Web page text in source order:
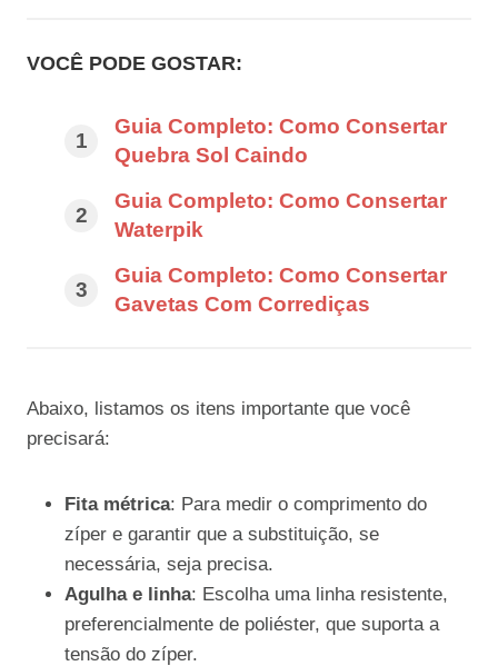
VOCÊ PODE GOSTAR:
Guia Completo: Como Consertar
Quebra Sol Caindo
Guia Completo: Como Consertar
Waterpik
Guia Completo: Como Consertar
Gavetas Com Corrediças
Abaixo, listamos os itens importante que você
precisará:
Fita métrica: Para medir o comprimento do
zíper e garantir que a substituição, se
necessária, seja precisa.
Agulha e linha: Escolha uma linha resistente,
preferencialmente de poliéster, que suporta a
tensão do zíper.